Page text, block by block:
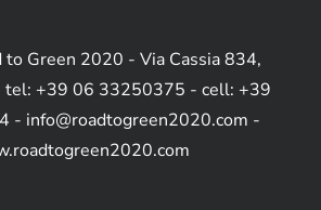
Green 2020 - Via Cassia 834,
tel: +39 06 33250375 - cell: +39
- info@roadtogreen2020.com -